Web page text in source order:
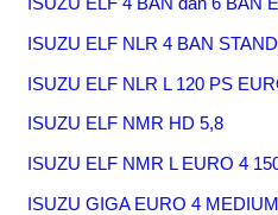
ISUZU ELF NLR 4 BAN
ISUZU ELF NLR L 120 PS
ISUZU ELF NMR HD 5,8
ISUZU ELF NMR L EURO 4
ISUZU GIGA EURO 4